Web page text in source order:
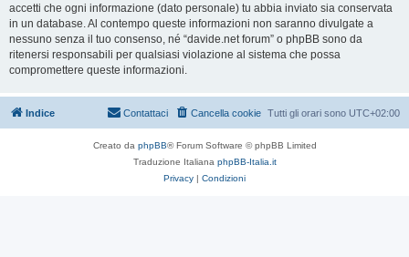
accetti che ogni informazione (dato personale) tu abbia inviato sia conservata
in un database. Al contempo queste informazioni non saranno divulgate a
nessuno senza il tuo consenso, né “davide.net forum” o phpBB sono da
ritenersi responsabili per qualsiasi violazione al sistema che possa
compromettere queste informazioni.
Indice Tutti gli orari sono UTC+02:00
Cancella cookie
Contattaci
Creato da phpBB® Forum Software © phpBB Limited
Traduzione Italiana phpBB-Italia.it
Privacy | Condizioni